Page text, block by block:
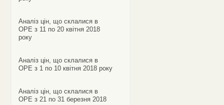
Аналіз цін, що склалися в
ОРЕ з 11 по 20 квітня 2018
року
Аналіз цін, що склалися в
ОРЕ з 1 по 10 квітня 2018 року
Аналіз цін, що склалися в
ОРЕ з 21 по 31 березня 2018